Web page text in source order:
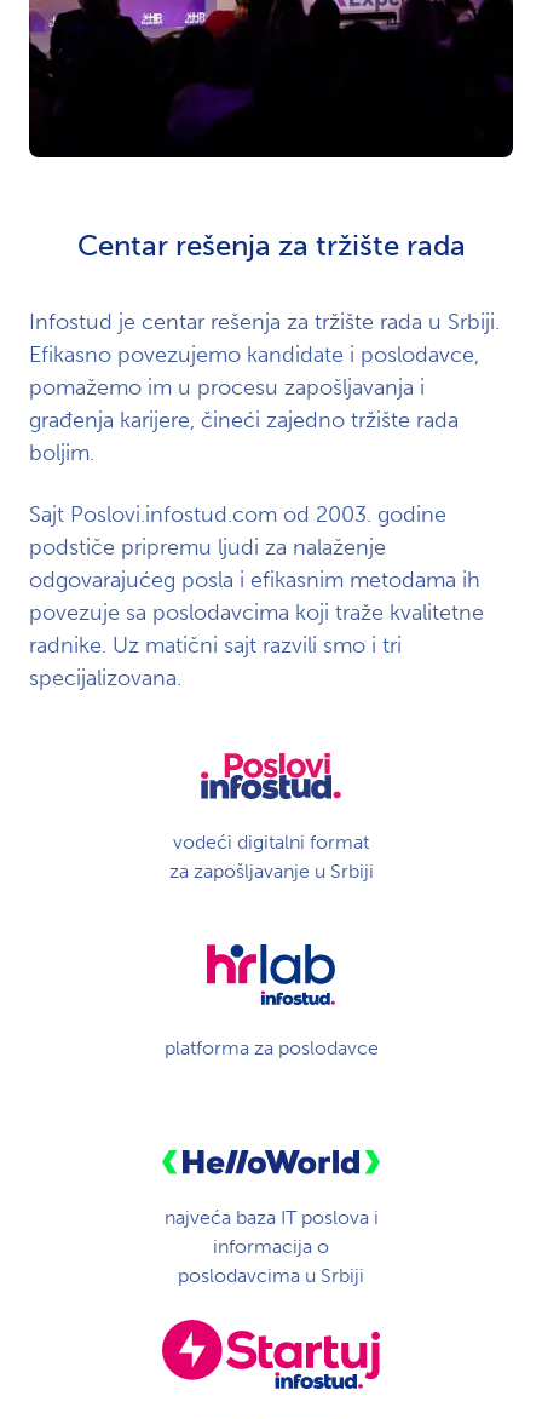
Centar rešenja za tržište rada
Infostud je centar rešenja za tržište rada u Srbiji.
Efikasno povezujemo kandidate i poslodavce,
pomažemo im u procesu zapošljavanja i
građenja karijere, čineći zajedno tržište rada
boljim.
Sajt Poslovi.infostud.com od 2003. godine
podstiče pripremu ljudi za nalaženje
odgovarajućeg posla i efikasnim metodama ih
povezuje sa poslodavcima koji traže kvalitetne
radnike. Uz matični sajt razvili smo i tri
specijalizovana.
vodeći digitalni format
za zapošljavanje u Srbiji
platforma za poslodavce
najveća baza IT poslova i
informacija o
poslodavcima u Srbiji